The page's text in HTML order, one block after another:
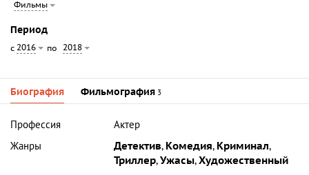
Фильмы
Период
с 2016 по 2018
Биография Фильмография 3
Профессия
Актер
Жанры
Детектив, Комедия, Криминал,
Триллер,Ужасы,Художественный